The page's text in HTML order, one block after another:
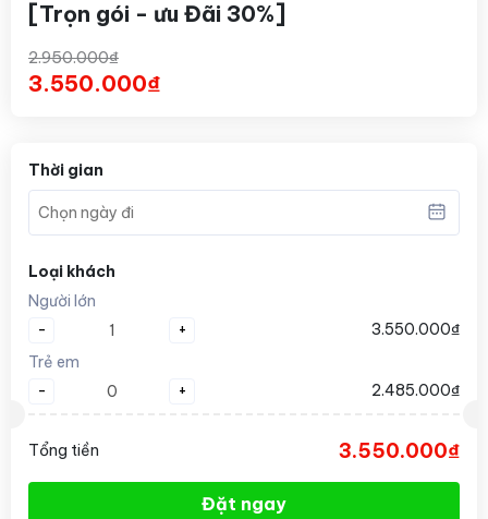
[Trọn gói - ưu Đãi 30%]
2.950.000₫
3.550.000₫
Thời gian
Loại khách
Người lớn
-
+
3.550.000₫
Trẻ em
-
+ 2.485.000₫
Tổng tiền 3.550.000₫
Đặt ngay